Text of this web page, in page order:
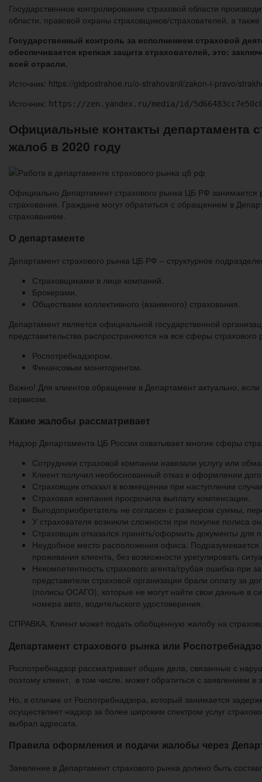
Государственное контролирование страховой области
области, правовой охраны страховщиков/страхователей, а
Государственный контроль за исполнением страховой
обеспечивается крепкая защита страхователей, это:
всей отрасли.
Источник: https://gidpostrahoe.ru/o-strahovanii/zakon-i-pravo/
Источник: https://zen.yandex.ru/media/id/
Официальные контакты департамента
жалоб в 2020 году
Официально Департамент страхового рынка ЦБ РФ занимается
страхования. Граждане могут обратиться с обращением в
страхованием.
О департаменте
Департамент страхового рынка ЦБ РФ – структурное
Страховщиками в лице компаний.
Брокерами.
Обществами коллективного (взаимного) страхования.
Департамент является официальной государственной
представительства распространяются на все сферы
Роспотребнадзором.
Финансовым мониторингом.
Важно! Для клиентов обращение в Департамент актуально,
сервисом.
Какие жалобы рассматривает
Надзор Департамента ЦБ России охватывает многие сферы
Сотрудники страховой компании навязали услугу или
Клиент получил необоснованный отказ в оформлении
Страховщик отказал в возмещении при наступлении
Страховая компания просрочила выплату компенсации.
Выгодоприобретатель не согласен с размером суммы,
У страхователя возникли сложности при покупке полиса
Страховщик отказался принять/оформить документы для
Неудобное место расположения офиса.
проживания клиента, без возможности урегулировать
Некомпетентность страхового агента/грубая ошибка
представители страховой организации брали оплату
(полисы ОСАГО), которые не могут найти свои данные в
номера авто, водительского удостоверения.
СПРАВКА. Клиент может подать обобщенную жалобу на
Департамент страхового рынка или
Роспотребнадзор рассматривает общие дела, связанные с
поэтому клиент, в том числе, может обратиться с заявлением в
Но, в отличие от Роспотребнадзора, который занимается
осуществляет надзор за более широким спектром услуг
выбрал адресата.
Правила оформления и подачи жалобы через
Заявление в Департамент страхового рынка должно быть